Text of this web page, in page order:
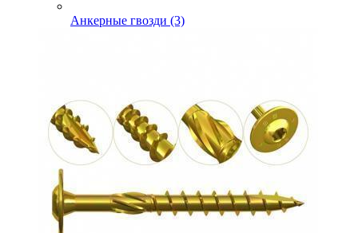
Анкерные гвозди (3)